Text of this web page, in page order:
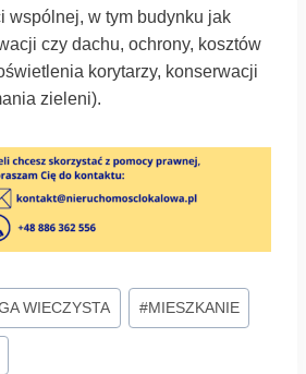
wspólnej, w tym budynku jak
czy dachu, ochrony, kosztów
korytarzy, konserwacji
zieleni).
WIECZYSTA #MIESZKANIE